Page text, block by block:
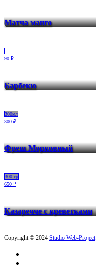
Матча манго
90 ₽
Барбекю
300мл
300 ₽
Фреш Морковный
300 гр
650 ₽
Казаречче с креветками
Copyright © 2024 Studio Web-Project